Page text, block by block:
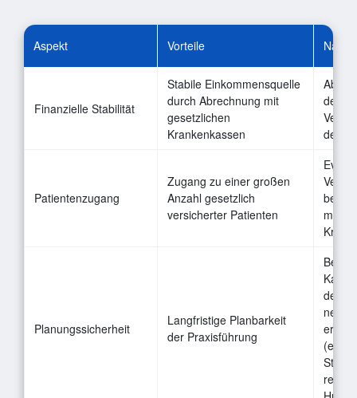
Aspekt Vorteile
Finanzielle Stabilität
Stabile Einkommensquelle
durch Abrechnung mit
gesetzlichen
Krankenkassen
den
der
Patientenzugang
Zugang zu einer großen
Anzahl gesetzlich
versicherter Patienten
bei
mit
Planungssicherheit
Langfristige Planbarkeit
der Praxisführung
den